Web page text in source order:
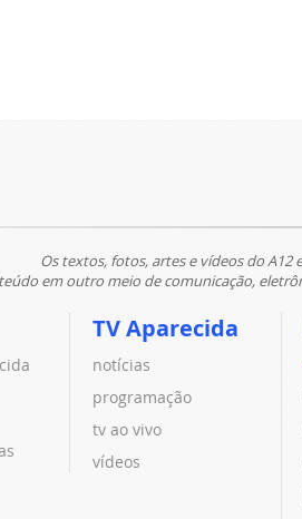
Os textos, fotos, artes e vídeos do
em outro meio de comunicação,
TV Aparecida
notícias
programação
tv ao vivo
vídeos